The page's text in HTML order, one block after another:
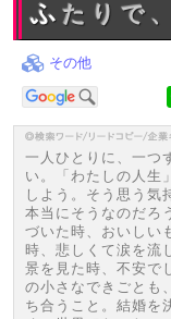
ふたり
その他
一人ひとりに、一つ
い。「わたしの人生
しよう。そう思う気
本当にそうなのだろ
づいた時、おいしい
時、悲しくて涙を流
景を見た時、不安で
の小さなできごとも
ち合うこと。結婚を